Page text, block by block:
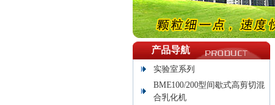
产品导航
实验室系列
BME100/200型间歇式高剪切混
合乳化机